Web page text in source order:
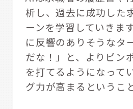
析し、過去に成功した
ーンを学習していきま
に反響のありそうなタ
だな！」と、よりピン
を打てるようになって
グ力が高まるというこ